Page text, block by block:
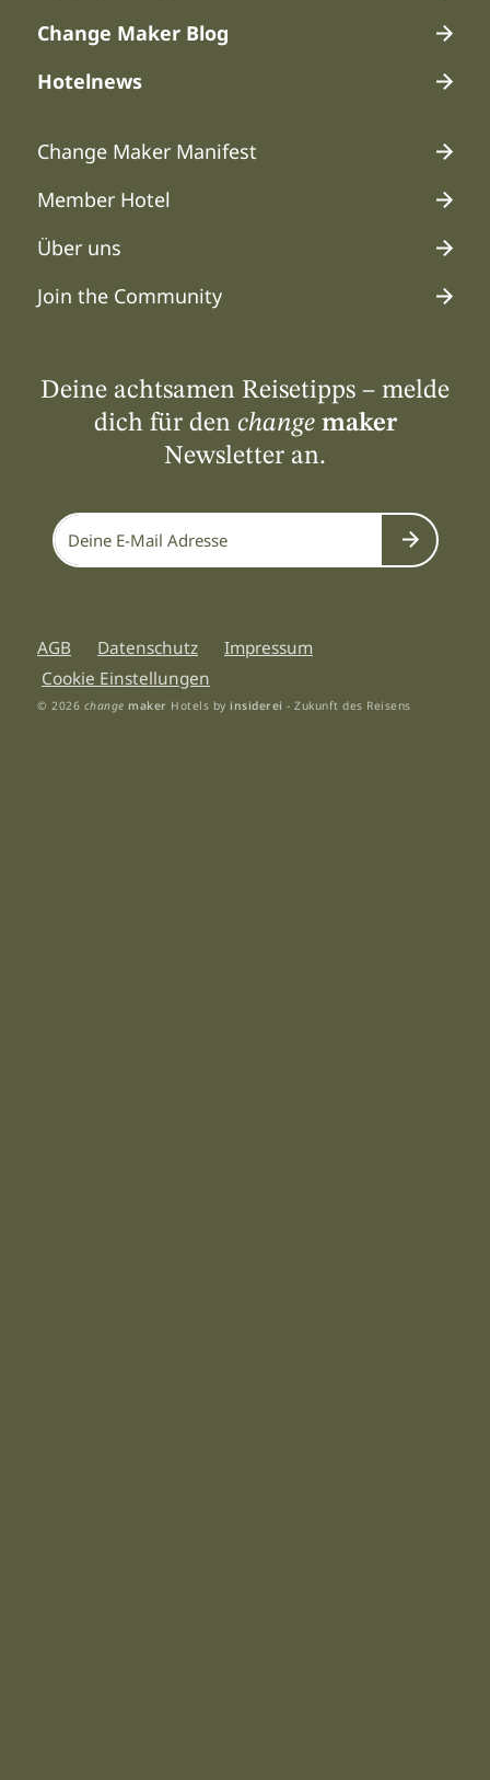
Change Maker Blog
Hotelnews
Hauptmenü 2
Change Maker Manifest
Member Hotel
Über uns
Join the Community
Deine achtsamen Reisetipps – melde
dich für den change maker
Newsletter an.
Submit
AGB Datenschutz
Impressum
Cookie Einstellungen
© 2026 change maker Hotels by insiderei - Zukunft des Reisens